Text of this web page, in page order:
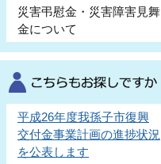
災害弔慰金・災害障害見舞
金について
平成26年度我孫子市復興
交付金事業計画の進捗状況
を公表します